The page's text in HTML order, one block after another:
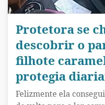
Protetora se
descobrir o
filhote
protegia
Felizmente ela